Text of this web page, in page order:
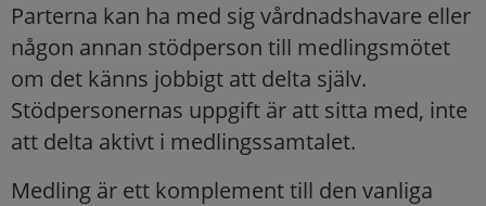
Parterna kan ha med sig vårdnadshavare eller
någon annan stödperson till medlingsmötet
om det känns jobbigt att delta själv.
Stödpersonernas uppgift är att sitta med, inte
att delta aktivt i medlingssamtalet.
Medling är ett komplement till den vanliga